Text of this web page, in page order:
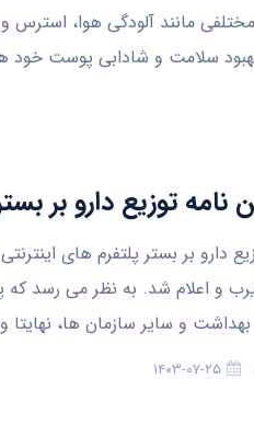
مانند آلودگی هوا،
سلامت و شادابی پوست خود
نامه توزیع دارو بر
دارو بر بستر پلتفرم های
و اعلام شد. به نظر می رسد
و سایر سازمان ها،
۱۴۰۳-۰۷-۲۵